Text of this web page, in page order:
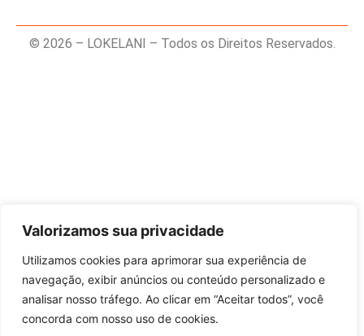
Valorizamos sua privacidade
Utilizamos cookies para aprimorar sua experiência de
navegação, exibir anúncios ou conteúdo personalizado e
analisar nosso tráfego. Ao clicar em “Aceitar todos”, você
concorda com nosso uso de cookies.
© 2026 – LOKELANI – Todos os Direitos Reservados.